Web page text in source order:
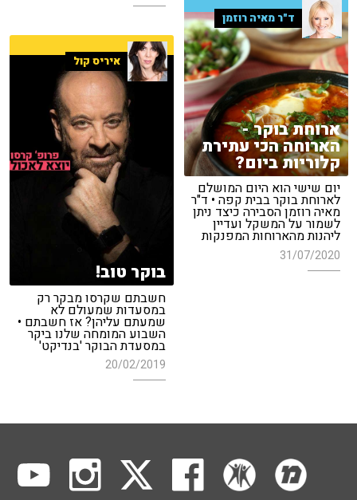
ד"ר מאיה רוזמן
ארוחת בוקר -
הארוחה הכי עתירת
קלוריות ביום?
יום שישי הוא היום המושלם
לארוחת בוקר בבית קפה • ד"ר
מאיה רוזמן הסבירה כיצד ניתן
לשמור על המשקל ועדיין
ליהנות מהארוחות המפנקות
31/07/2020
איריס קול
בוקר טוב!
חשבתם שקרסו מבקר רק
במסעדות שמעולם לא
שמעתם עליהן? אז חשבתם •
השבוע המומחה שלנו ביקר
במסעדת הבוקר 'בנדיקט'
20/02/2019